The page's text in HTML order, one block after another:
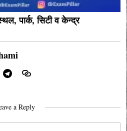
पार्क, सिटी व केन्द्र
a Reply